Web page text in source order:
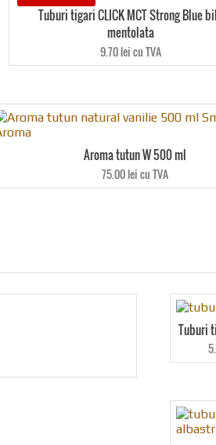
Tuburi tigari CLICK MCT Strong Blue
mentolata
9.70 lei cu TVA
Aroma tutun W 500 ml
75.00 lei cu TVA
Tuburi